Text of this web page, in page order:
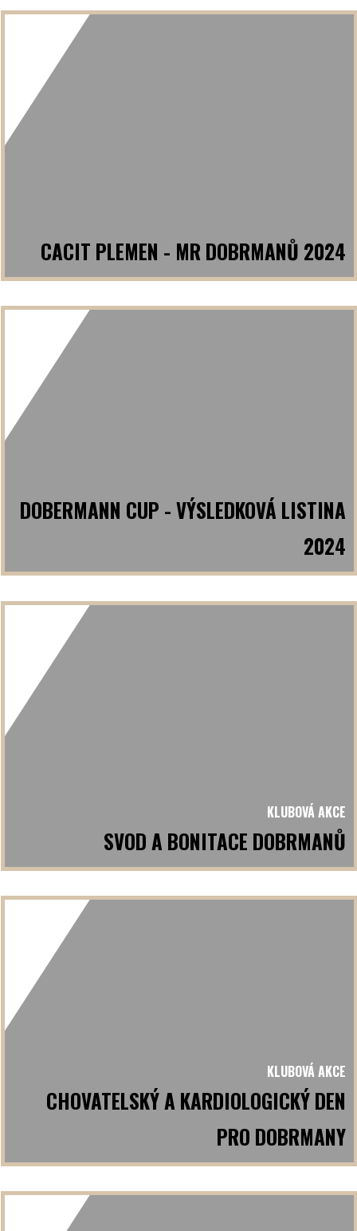
CACIT PLEMEN - MR DOBRMANŮ 2024
DOBERMANN CUP - VÝSLEDKOVÁ LISTINA
2024
KLUBOVÁ AKCE
SVOD A BONITACE DOBRMANŮ
KLUBOVÁ AKCE
CHOVATELSKÝ A KARDIOLOGICKÝ DEN
PRO DOBRMANY